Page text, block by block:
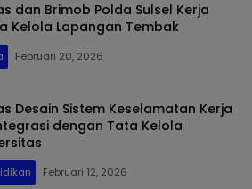
dan Brimob Polda Sulsel Kerja
Kelola Lapangan Tembak
Februari 20, 2026
Desain Sistem Keselamatan Kerja
dengan Tata Kelola
Februari 12, 2026